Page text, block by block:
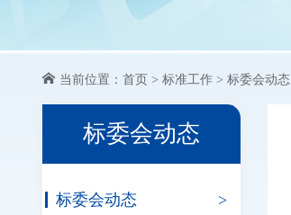
当前位置： 首页 > 标准工作 > 标委会动态
标委会动态
标委会动态 >